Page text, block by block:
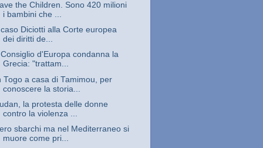
the Children. Sono 420 milioni
i bambini che ...
caso Diciotti alla Corte europea
dei diritti de...
Consiglio d'Europa condanna la
Grecia: "trattam...
Togo a casa di Tamimou, per
conoscere la storia...
la protesta delle donne
contro la violenza ...
sbarchi ma nel Mediterraneo si
muore come pri...